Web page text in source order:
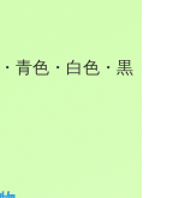
青色・白色・黒